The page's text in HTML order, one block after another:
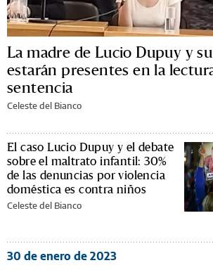
La madre de Lucio Dupuy y
estarán presentes en la
sentencia
Celeste del Bianco
El caso Lucio Dupuy y el debate
sobre el maltrato infantil: 30%
de las denuncias por violencia
doméstica es contra niños
Celeste del Bianco
30 de enero de 2023